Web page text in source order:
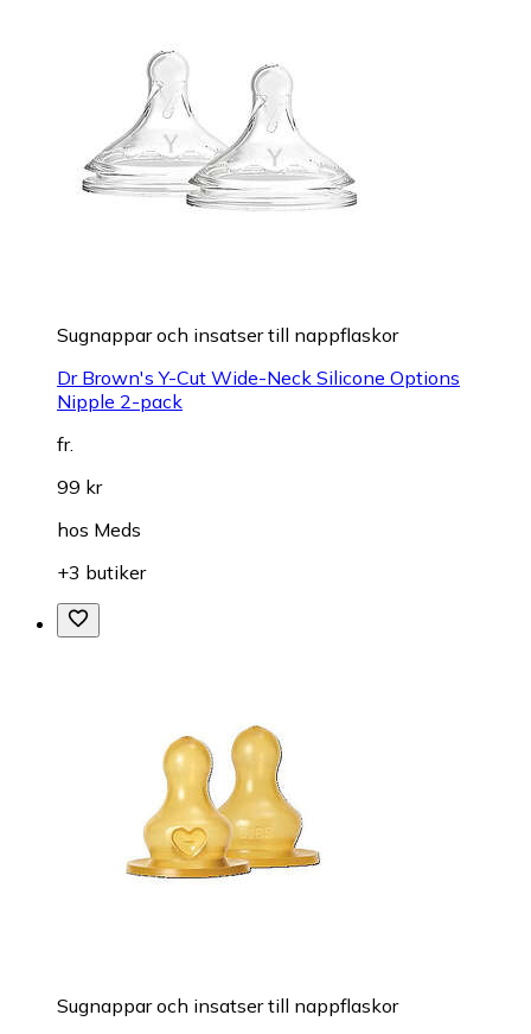
Sugnappar och insatser till nappflaskor
Dr Brown's Y-Cut Wide-Neck Silicone Options
Nipple 2-pack
fr.
99 kr
hos Meds
+3 butiker
Sugnappar och insatser till nappflaskor